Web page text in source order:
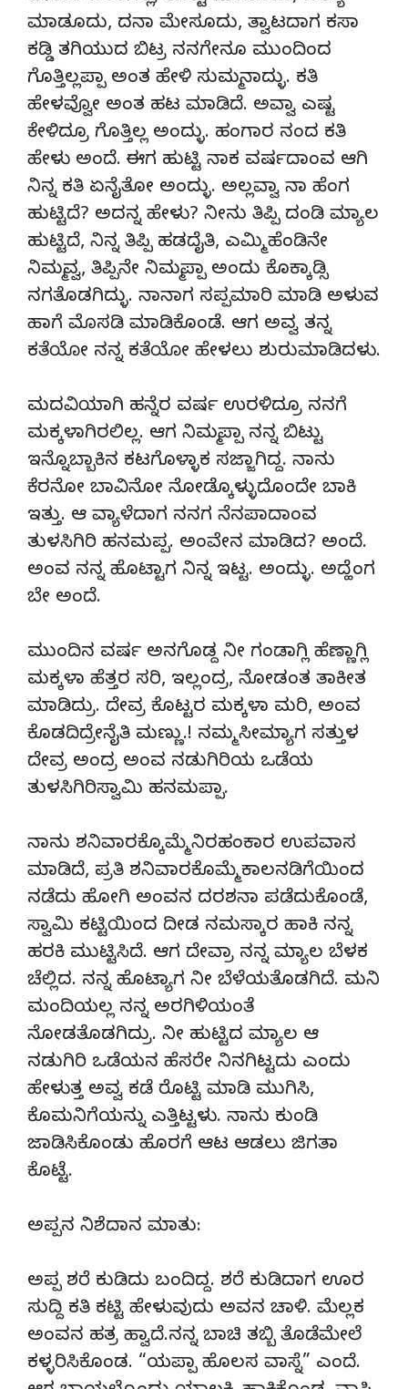
ಮಾಡೂದು, ದನಾ ಮೇಸೂದು, ತ್ವಾಟದಾಗ ಕಸಾ
ಕಡ್ಡಿ ತಗಿಯುದ ಬಿಟ್ರ ನನಗೇನೂ ಮುಂದಿಂದ
ಗೊತ್ತಿಲ್ಲಪ್ಪಾ ಅಂತ ಹೇಳಿ ಸುಮ್ಮನಾದ್ಳು. ಕತಿ
ಹೇಳವ್ವೋ ಅಂತ ಹಟ ಮಾಡಿದೆ. ಅವ್ವಾ ಎಷ್ಟ
ಕೇಳಿದ್ರೂ ಗೊತ್ತಿಲ್ಲ ಅಂದ್ಳು. ಹಂಗಾರ ನಂದ ಕತಿ
ಹೇಳು ಅಂದೆ. ಈಗ ಹುಟ್ಟಿ ನಾಕ ವರ್ಷದಾಂವ ಆಗಿ
ನಿನ್ನ ಕತಿ ಏನೈತೋ ಅಂದ್ಳು. ಅಲ್ಲವ್ವಾ ನಾ ಹೆಂಗ
ಹುಟ್ಟಿದೆ? ಅದನ್ನ ಹೇಳು? ನೀನು ತಿಪ್ಪಿ ದಂಡಿ ಮ್ಯಾಲ
ಹುಟ್ಟಿದೆ, ನಿನ್ನ ತಿಪ್ಪಿ ಹಡದೈತಿ, ಎಮ್ಮಿ ಹೆಂಡಿನೇ
ನಿಮ್ಮವ್ವ, ತಿಪ್ಪಿನೇ ನಿಮ್ಮಪ್ಪಾ ಅಂದು ಕೊಕ್ಕಾಡ್ಸಿ
ನಗತೊಡಗಿದ್ಳು. ನಾನಾಗ ಸಪ್ಪಮಾರಿ ಮಾಡಿ ಅಳುವ
ಹಾಗೆ ಮೊಸಡಿ ಮಾಡಿಕೊಂಡೆ. ಆಗ ಅವ್ವ ತನ್ನ
ಕತೆಯೋ ನನ್ನ ಕತೆಯೋ ಹೇಳಲು ಶುರುಮಾಡಿದಳು.
ಮದವಿಯಾಗಿ ಹನ್ನೆರ ವರ್ಷ ಉರಳಿದ್ರೂ ನನಗೆ
ಮಕ್ಕಳಾಗಿರಲಿಲ್ಲ. ಆಗ ನಿಮ್ಮಪ್ಪಾ ನನ್ನ ಬಿಟ್ಟು
ಇನ್ನೊಬ್ಬಾಕಿನ ಕಟಗೊಳ್ಳಾಕ ಸಜ್ಜಾಗಿದ್ದ. ನಾನು
ಕೆರನೋ ಬಾವಿನೋ ನೋಡ್ಕೊಳ್ಳುದೊಂದೇ ಬಾಕಿ
ಇತ್ತು. ಆ ವ್ಯಾಳೆದಾಗ ನನಗ ನೆನಪಾದಾಂವ
ತುಳಸಿಗಿರಿ ಹನಮಪ್ಪ. ಅಂವೇನ ಮಾಡಿದ? ಅಂದೆ.
ಅಂವ ನನ್ನ ಹೊಟ್ಟಾಗ ನಿನ್ನ ಇಟ್ಟ. ಅಂದ್ಳು. ಅದ್ಹೆಂಗ
ಬೇ ಅಂದೆ.
ಮುಂದಿನ ವರ್ಷ ಅನಗೊಡ್ದ ನೀ ಗಂಡಾಗ್ಲಿ ಹೆಣ್ಣಾಗ್ಲಿ
ಮಕ್ಕಳಾ ಹೆತ್ತರ ಸರಿ, ಇಲ್ಲಂದ್ರ, ನೋಡಂತ ತಾಕೀತ
ಮಾಡಿದ್ರು. ದೇವ್ರ ಕೊಟ್ಟರ ಮಕ್ಕಳಾ ಮರಿ, ಅಂವ
ಕೊಡದಿದ್ರೇನೈತಿ ಮಣ್ಣು.! ನಮ್ಮ ಸೀಮ್ಯಾಗ ಸತ್ತುಳ
ದೇವ್ರ ಅಂದ್ರ ಅಂವ ನಡುಗಿರಿಯ ಒಡೆಯ
ತುಳಸಿಗಿರಿಸ್ವಾಮಿ ಹನಮಪ್ಪಾ.
ನಾನು ಶನಿವಾರಕ್ಕೊಮ್ಮೆ ನಿರಹಂಕಾರ ಉಪವಾಸ
ಮಾಡಿದೆ, ಪ್ರತಿ ಶನಿವಾರಕೊಮ್ಮೆ ಕಾಲನಡಿಗೆಯಿಂದ
ನಡೆದು ಹೋಗಿ ಅಂವನ ದರಶನಾ ಪಡೆದುಕೊಂಡೆ,
ಸ್ವಾಮಿ ಕಟ್ಟಿಯಿಂದ ದೀಡ ನಮಸ್ಕಾರ ಹಾಕಿ ನನ್ನ
ಹರಕಿ ಮುಟ್ಟಿಸಿದೆ. ಆಗ ದೇವ್ರಾ ನನ್ನ ಮ್ಯಾಲ ಬೆಳಕ
ಚೆಲ್ಲಿದ. ನನ್ನ ಹೊಟ್ಯಾಗ ನೀ ಬೆಳೆಯತೊಡಗಿದೆ. ಮನಿ
ಮಂದಿಯಲ್ಲ ನನ್ನ ಅರಗಿಳಿಯಂತೆ
ನೋಡತೊಡಗಿದ್ರು. ನೀ ಹುಟ್ಟಿದ ಮ್ಯಾಲ ಆ
ನಡುಗಿರಿ ಒಡೆಯನ ಹೆಸರೇ ನಿನಗಿಟ್ಟದು ಎಂದು
ಹೇಳುತ್ತ ಅವ್ವ ಕಡೆ ರೊಟ್ಟಿ ಮಾಡಿ ಮುಗಿಸಿ,
ಕೊಮನಿಗೆಯನ್ನು ಎತ್ತಿಟ್ಟಳು. ನಾನು ಕುಂಡಿ
ಜಾಡಿಸಿಕೊಂಡು ಹೊರಗೆ ಆಟ ಆಡಲು ಜಿಗತಾ
ಕೊಟ್ಟೆ.
ಅಪ್ಪನ ನಿಶೆದಾನ ಮಾತು:
ಅಪ್ಪ ಶರೆ ಕುಡಿದು ಬಂದಿದ್ದ. ಶರೆ ಕುಡಿದಾಗ ಊರ
ಸುದ್ದಿ ಕತಿ ಕಟ್ಟಿ ಹೇಳುವುದು ಅವನ ಚಾಳಿ. ಮೆಲ್ಲಕ
ಅಂವನ ಹತ್ರ ಹ್ವಾದೆ.ನನ್ನ ಬಾಚಿ ತಬ್ಬಿ ತೊಡೆಮೇಲೆ
ಕಳ್ಳರಿಸಿಕೊಂಡ. “ಯಪ್ಪಾ ಹೊಲಸ ವಾಸ್ನೆ” ಎಂದೆ.